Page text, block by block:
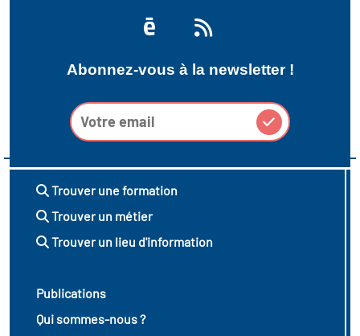
Abonnez-vous à la newsletter !
Trouver une formation
Trouver un métier
Trouver un lieu d'information
Publications
Qui sommes-nous ?